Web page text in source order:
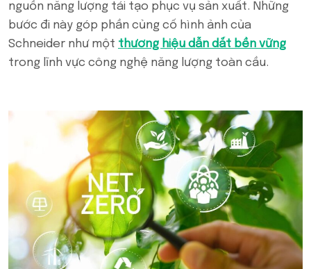
nguồn năng lượng tái tạo phục vụ sản xuất. Những
bước đi này góp phần củng cố hình ảnh của
Schneider như một thương hiệu dẫn dắt bền vững
trong lĩnh vực công nghệ năng lượng toàn cầu.